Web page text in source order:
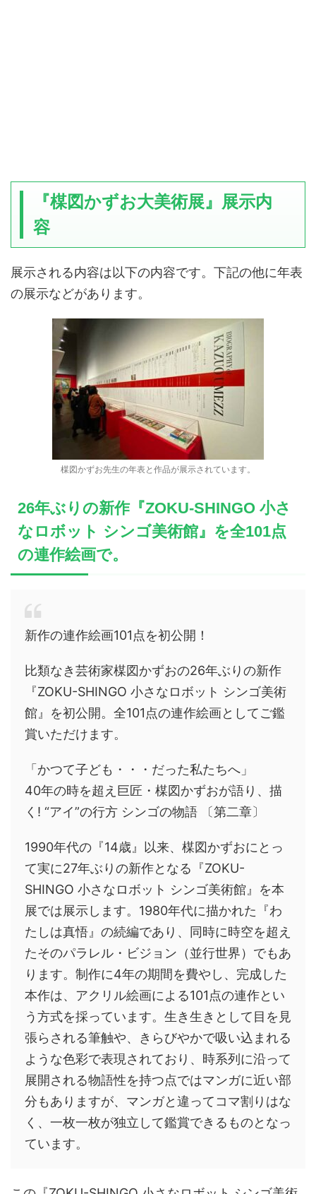
『楳図かずお大美術展』展示内
容
展示される内容は以下の内容です。下記の他に年表
の展示などがあります。
楳図かずお先生の年表と作品が展示されています。
26年ぶりの新作『ZOKU-SHINGO 小さ
なロボット シンゴ美術館』を全101点
の連作絵画で。
新作の連作絵画101点を初公開！
比類なき芸術家楳図かずおの26年ぶりの新作
『ZOKU-SHINGO 小さなロボット シンゴ美術
館』を初公開。全101点の連作絵画としてご鑑
賞いただけます。
「かつて子ども・・・だった私たちへ」
40年の時を超え巨匠・楳図かずおが語り、描
く! “アイ”の行方 シンゴの物語 〔第二章〕
1990年代の『14歳』以来、楳図かずおにとっ
て実に27年ぶりの新作となる『ZOKU-
SHINGO 小さなロボット シンゴ美術館』を本
展では展示します。1980年代に描かれた『わ
たしは真悟』の続編であり、同時に時空を超え
たそのパラレル・ビジョン（並行世界）でもあ
ります。制作に4年の期間を費やし、完成した
本作は、アクリル絵画による101点の連作とい
う方式を採っています。生き生きとして目を見
張らされる筆触や、きらびやかで吸い込まれる
ような色彩で表現されており、時系列に沿って
展開される物語性を持つ点ではマンガに近い部
分もありますが、マンガと違ってコマ割りはな
く、一枚一枚が独立して鑑賞できるものとなっ
ています。